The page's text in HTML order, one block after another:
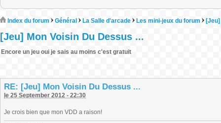
Index du forum Général La Salle d'arcade Les mini-jeux du forum
[Jeu] Mon Voisin Du Dessus ...
Encore un jeu oui je sais au moins c'est gratuit
RE: [Jeu] Mon Voisin Du Dessus ...
le 25 September 2012 - 22:30
Je crois bien que mon VDD a raison!